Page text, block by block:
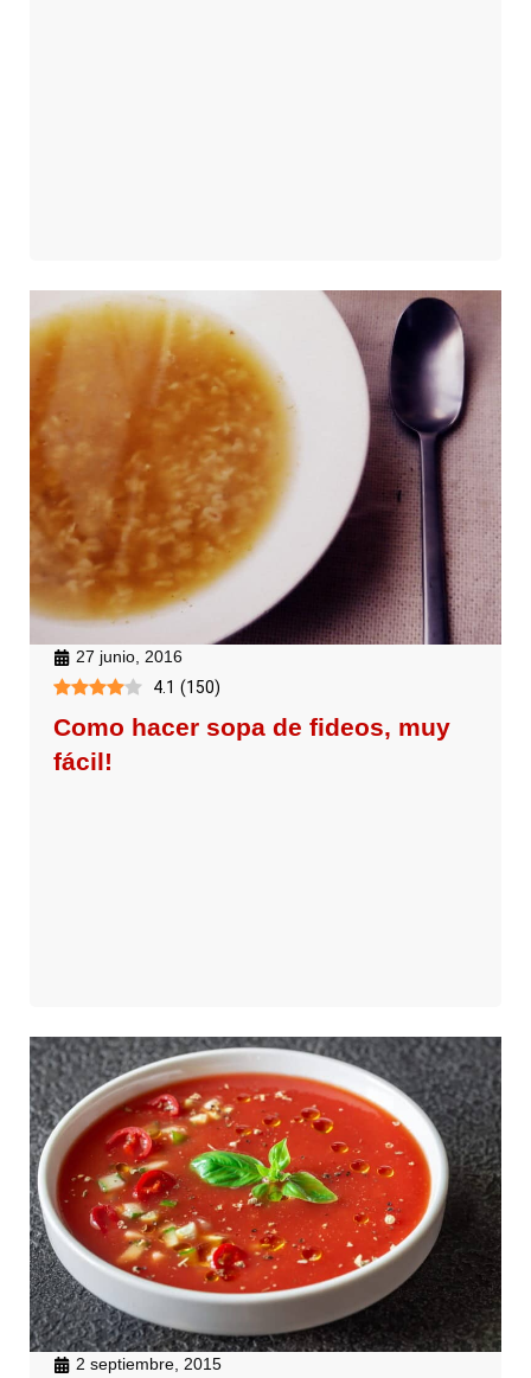
27 junio, 2016
4.1 (150)
Como hacer sopa de fideos, muy
fácil!
2 septiembre, 2015